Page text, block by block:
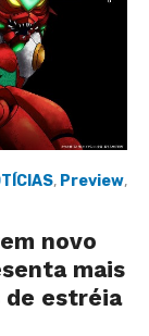
, Preview,
novo
mais
de estréia